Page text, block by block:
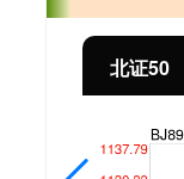
北证50